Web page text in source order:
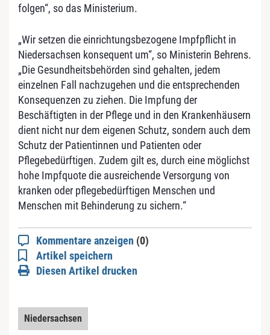
folgen“, so das Ministerium.
„Wir setzen die einrichtungsbezogene Impfpflicht in
Niedersachsen konsequent um“, so Ministerin Behrens.
„Die Gesundheitsbehörden sind gehalten, jedem
einzelnen Fall nachzugehen und die entsprechenden
Konsequenzen zu ziehen. Die Impfung der
Beschäftigten in der Pflege und in den Krankenhäusern
dient nicht nur dem eigenen Schutz, sondern auch dem
Schutz der Patientinnen und Patienten oder
Pflegebedürftigen. Zudem gilt es, durch eine möglichst
hohe Impfquote die ausreichende Versorgung von
kranken oder pflegebedürftigen Menschen und
Menschen mit Behinderung zu sichern.“
Kommentare anzeigen (0)
Artikel speichern
Diesen Artikel drucken
Niedersachsen